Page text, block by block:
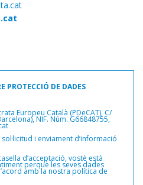
PROTECCIÓ DE DADES
Europeu Català (PDeCAT), C/
NIF. Núm. G66848755,
i enviament d’informació
d’acceptació, vostè està
perquè les seves dades
amb la nostra política de